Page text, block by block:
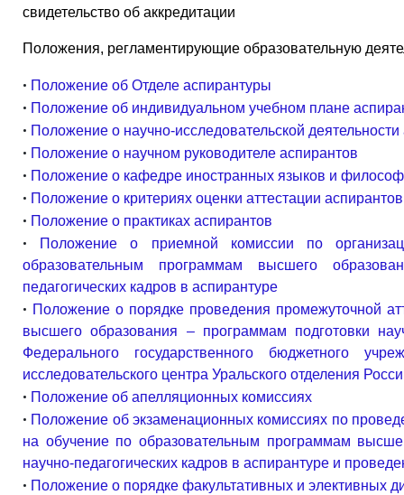
свидетельство об аккредитации
Положения, регламентирующие образовательную
• Положение об Отделе аспирантуры
• Положение об индивидуальном учебном плане
• Положение о научно-исследовательской деятельности
• Положение о научном руководителе аспирантов
• Положение о кафедре иностранных языков и
• Положение о критериях оценки аттестации аспирантов
• Положение о практиках аспирантов
•
Положение о приемной комиссии по
образовательным программам высшего
педагогических кадров в аспирантуре
• Положение о порядке проведения промежуточной
высшего образования – программам подготовки
Федерального государственного бюджетного
исследовательского центра Уральского отделения
• Положение об апелляционных комиссиях
• Положение об экзаменационных комиссиях по
на обучение по образовательным программам
научно-педагогических кадров в аспирантуре и
• Положение о порядке факультативных и элективных